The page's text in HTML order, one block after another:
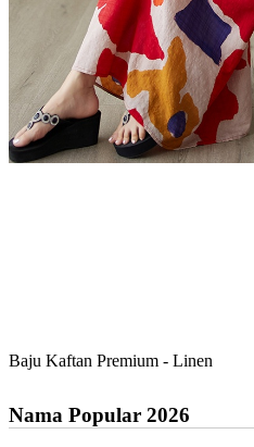
Baju Kaftan Premium - Linen
Nama Popular 2026